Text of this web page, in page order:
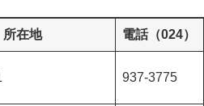
所在地 電話（024）
937-3775